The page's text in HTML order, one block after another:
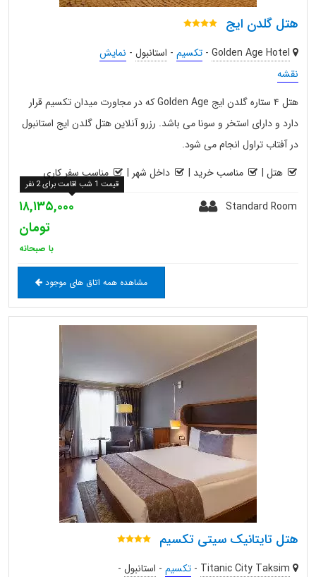
هتل گلدن ایج
Golden Age Hotel
- تکسیم - استانبول - نمایش
نقشه
هتل ۴ ستاره گلدن ایج Golden Age که در مجاورت میدان تکسیم قرار
دارد و دارای استخر و سونا می باشد. رزرو آنلاین هتل گلدن ایج استانبول
در آفتاب تراول انجام می شود.
هتل | مناسب خرید | داخل شهر | مناسب سفر کاری
Standard Room
۱۸,۱۳۵,۰۰۰
تومان
با صبحانه
قیمت 1 شب اقامت برای 2 نفر
مشاهده همه اتاق های موجود
هتل تایتانیک سیتی تکسیم
Titanic City Taksim
- تکسیم - استانبول -